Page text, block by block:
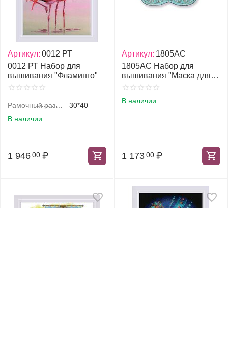
Артикул: 0012 РТ
0012 РТ Набор для
вышивания "Фламинго"
Рамочный размер, см
30*40
В наличии
1 946 00 ₽
Артикул: 1805АС
1805АС Набор для
вышивания "Маска для
сна Приятный сон"
В наличии
1 173 00 ₽